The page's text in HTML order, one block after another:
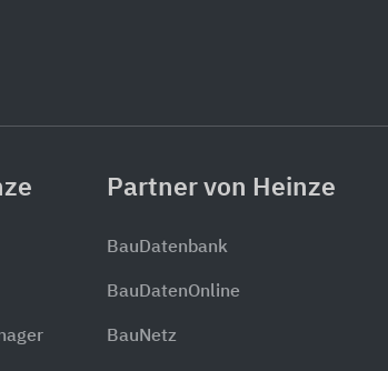
Partner von Heinze
BauDatenbank
BauDatenOnline
BauNetz